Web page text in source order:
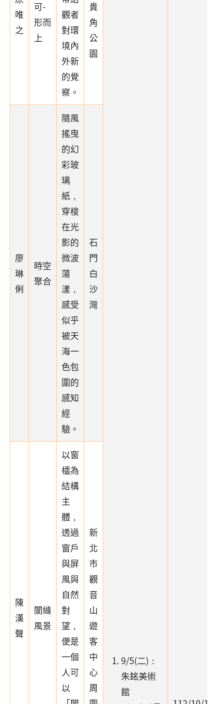
9/5(二)：
朱銘美術
館
唯
之
可-
形而
上
觀者
對環
境內
外新
的覺
察。
貴
角
公
園
廖
琳
俐
時空
聚合
隨風
搖曳
的幻
彩玻
璃
紙，
穿梭
在光
影的
微波
蕩
漾，
感受
似乎
被天
海一
色包
圍的
感知
經
驗。
石
門
白
沙
灣
陳
漢
聲
閬縫
風景
以窗
櫺為
結構
主
體，
透過
窗戶
與屏
風與
自然
對
望，
便是
一個
人可
以
新
北
市
觀
音
山
遊
客
中
心
周